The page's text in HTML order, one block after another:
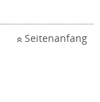
Seitenanfang